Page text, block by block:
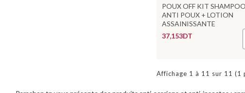
POUX OFF KIT
ANTI POUX + LOTION
ASSAINISSANTE
37,153DT
Affichage 1 à 11 sur 11 (1